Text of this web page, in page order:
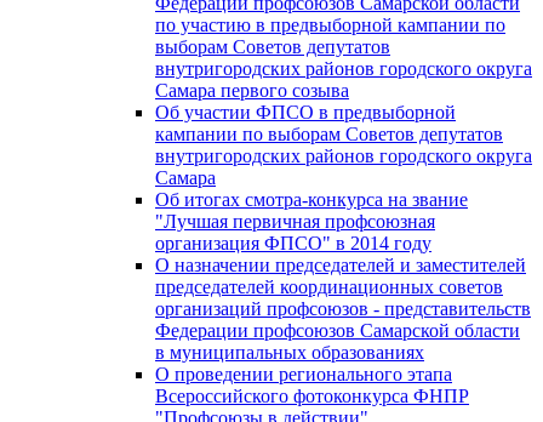
по участию в предвыборной кампании по
выборам Советов депутатов
внутригородских районов городского округа
Самара первого созыва
Об участии ФПСО в предвыборной
кампании по выборам Советов депутатов
внутригородских районов городского округа
Самара
Об итогах смотра-конкурса на звание
"Лучшая первичная профсоюзная
организация ФПСО" в 2014 году
О назначении председателей и заместителей
председателей координационных советов
организаций профсоюзов - представительств
Федерации профсоюзов Самарской области
в муниципальных образованиях
О проведении регионального этапа
Всероссийского фотоконкурса ФНПР
"Профсоюзы в действии"